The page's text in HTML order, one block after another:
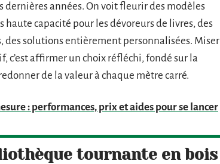
dernières années. On voit fleurir des modèles
haute capacité pour les dévoreurs de livres, des
solutions entièrement personnalisées. Miser
affirmer un choix réfléchi, fondé sur la
de la valeur à chaque mètre carré.
: performances, prix et aides pour se lancer
tournante en bois